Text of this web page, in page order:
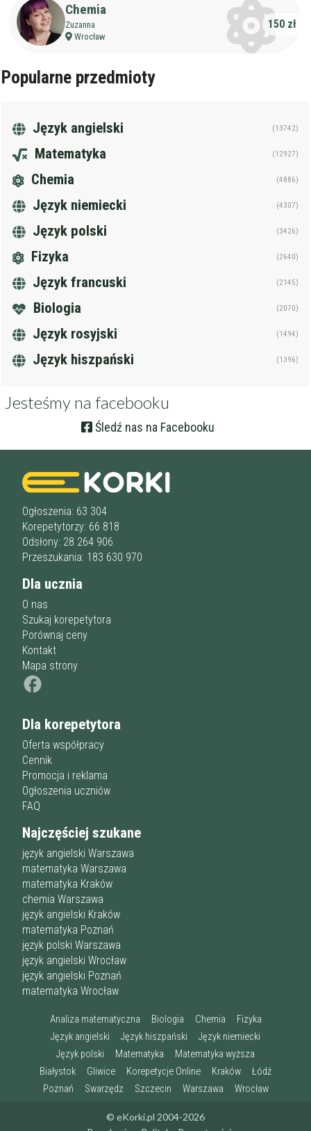
Chemia
Zuzanna
Wrocław
150 zł
Popularne przedmioty
Język angielski (13742)
Matematyka (12927)
Chemia (4886)
Język niemiecki (4307)
Język polski (3426)
Fizyka (2640)
Język francuski (2145)
Biologia (2070)
Język rosyjski (1494)
Język hiszpański (1396)
Jesteśmy na facebooku
Śledź nas na Facebooku
Ogłoszenia: 63 304
Korepetytorzy: 66 818
Odsłony: 28 264 906
Przeszukania: 183 630 970
Dla ucznia
O nas
Szukaj korepetytora
Porównaj ceny
Kontakt
Mapa strony
Dla korepetytora
Oferta współpracy
Cennik
Promocja i reklama
Ogłoszenia uczniów
FAQ
Najczęściej szukane
język angielski Warszawa
matematyka Warszawa
matematyka Kraków
chemia Warszawa
język angielski Kraków
matematyka Poznań
język polski Warszawa
język angielski Wrocław
język angielski Poznań
matematyka Wrocław
Analiza matematyczna Biologia Chemia
Fizyka
Język angielski
Język hiszpański
Język niemiecki
Język polski
Matematyka
Matematyka wyższa
Białystok
Gliwice Korepetycje Online Kraków
Łódź
Poznań
Swarzędz Szczecin Warszawa Wrocław
© eKorki.pl 2004-2026